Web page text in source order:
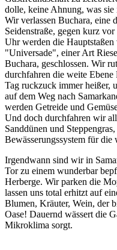
dolle, keine Ahnung, was
Wir verlassen Buchara, eine
Seidenstraße, gegen kurz
Uhr werden die Hauptstaßen
"Universade", einer Art
Buchara, geschlossen. Wir
durchfahren die weite
Tag ruckzuck immer heißer,
auf dem Weg nach
werden Getreide und
Und doch durchfahren wir
Sanddünen und
Bewässerungssystem für die
Irgendwann sind wir in
Tor zu einem wunderbar
Herberge. Wir parken die
lassen uns total erhitzt auf
Blumen, Kräuter, Wein, der
Oase! Dauernd wässert die
Mikroklima sorgt.